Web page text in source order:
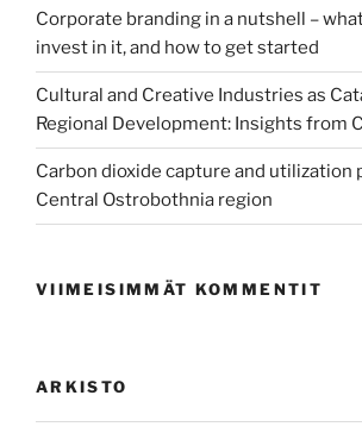
Corporate branding in a nutshell –
invest in it, and how to get started
Cultural and Creative Industries as
Regional Development: Insights from
Carbon dioxide capture and utilization
Central Ostrobothnia region
VIIMEISIMMÄT KOMMENTIT
ARKISTO